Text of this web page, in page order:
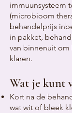
immuunsysteem
(microbioom
behandelprijs
in pakket,
van binnenuit om
klaren.
Wat je kunt
Kort na de
wat wit of bleek